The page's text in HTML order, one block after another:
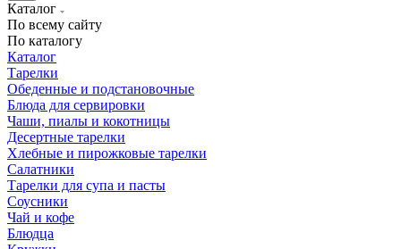
Каталог
По всему сайту
По каталогу
Каталог
Тарелки
Обеденные и подстановочные
Блюда для сервировки
Чаши, пиалы и кокотницы
Десертные тарелки
Хлебные и пирожковые тарелки
Салатники
Тарелки для супа и пасты
Соусники
Чай и кофе
Блюдца